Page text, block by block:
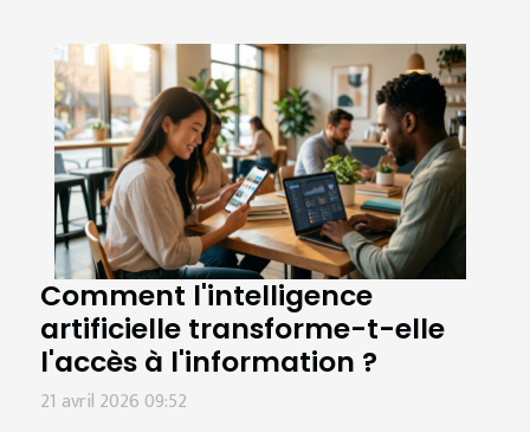
Comment l'intelligence
artificielle transforme-t-elle
l'accès à l'information ?
21 avril 2026 09:52